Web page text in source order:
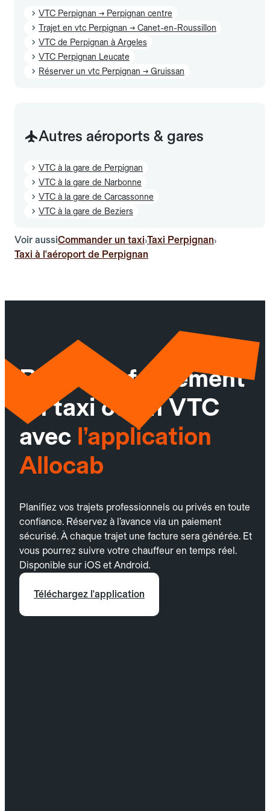
VTC Perpignan → Perpignan centre
Trajet en vtc Perpignan → Canet-en-Roussillon
VTC de Perpignan à Argeles
VTC Perpignan Leucate
Réserver un vtc Perpignan → Gruissan
Autres aéroports & gares
VTC à la gare de Perpignan
VTC à la gare de Narbonne
VTC à la gare de Carcassonne
VTC à la gare de Beziers
Voir aussiCommander un taxi›Taxi Perpignan›
Taxi à l'aéroport de Perpignan
Réservez facilement
un taxi ou un VTC
avec l’application
Allocab
Planifiez vos trajets professionnels ou privés en toute
confiance. Réservez à l’avance via un paiement
sécurisé. À chaque trajet une facture sera générée. Et
vous pourrez suivre votre chauffeur en temps réel.
Disponible sur iOS et Android.
Téléchargez l'application